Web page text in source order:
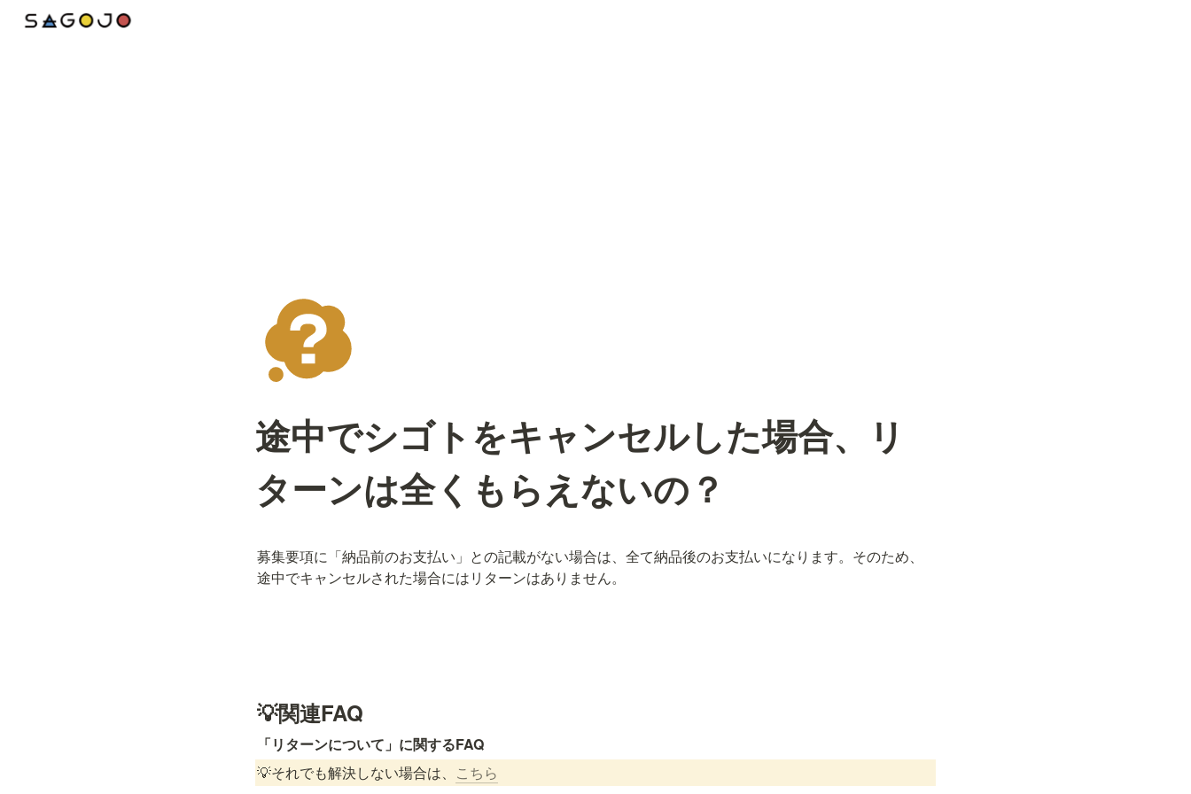
途中でシゴトをキャンセルした場合、リ
ターンは全くもらえないの？
募集要項に「納品前のお支払い」との記載がない場合は、全て納品後のお支払いになります。そのため、
途中でキャンセルされた場合にはリターンはありません。
💡関連FAQ
「リターンについて」に関するFAQ
💡それでも解決しない場合は、 こちら